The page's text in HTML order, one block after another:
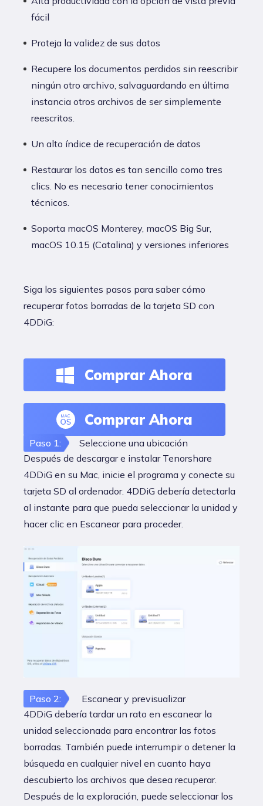
fácil
Proteja la validez de sus datos
Recupere los documentos perdidos sin reescribir
ningún otro archivo, salvaguardando en última
instancia otros archivos de ser simplemente
reescritos.
Un alto índice de recuperación de datos
Restaurar los datos es tan sencillo como tres
clics. No es necesario tener conocimientos
técnicos.
Soporta macOS Monterey, macOS Big Sur,
macOS 10.15 (Catalina) y versiones inferiores
Siga los siguientes pasos para saber cómo
recuperar fotos borradas de la tarjeta SD con
4DDiG:
Comprar Ahora
Comprar Ahora
Paso 1:
Seleccione una ubicación
Después de descargar e instalar Tenorshare
4DDiG en su Mac, inicie el programa y conecte su
tarjeta SD al ordenador. 4DDiG debería detectarla
al instante para que pueda seleccionar la unidad y
hacer clic en Escanear para proceder.
Paso 2:
Escanear y previsualizar
4DDiG debería tardar un rato en escanear la
unidad seleccionada para encontrar las fotos
borradas. También puede interrumpir o detener la
búsqueda en cualquier nivel en cuanto haya
descubierto los archivos que desea recuperar.
Después de la exploración, puede seleccionar los